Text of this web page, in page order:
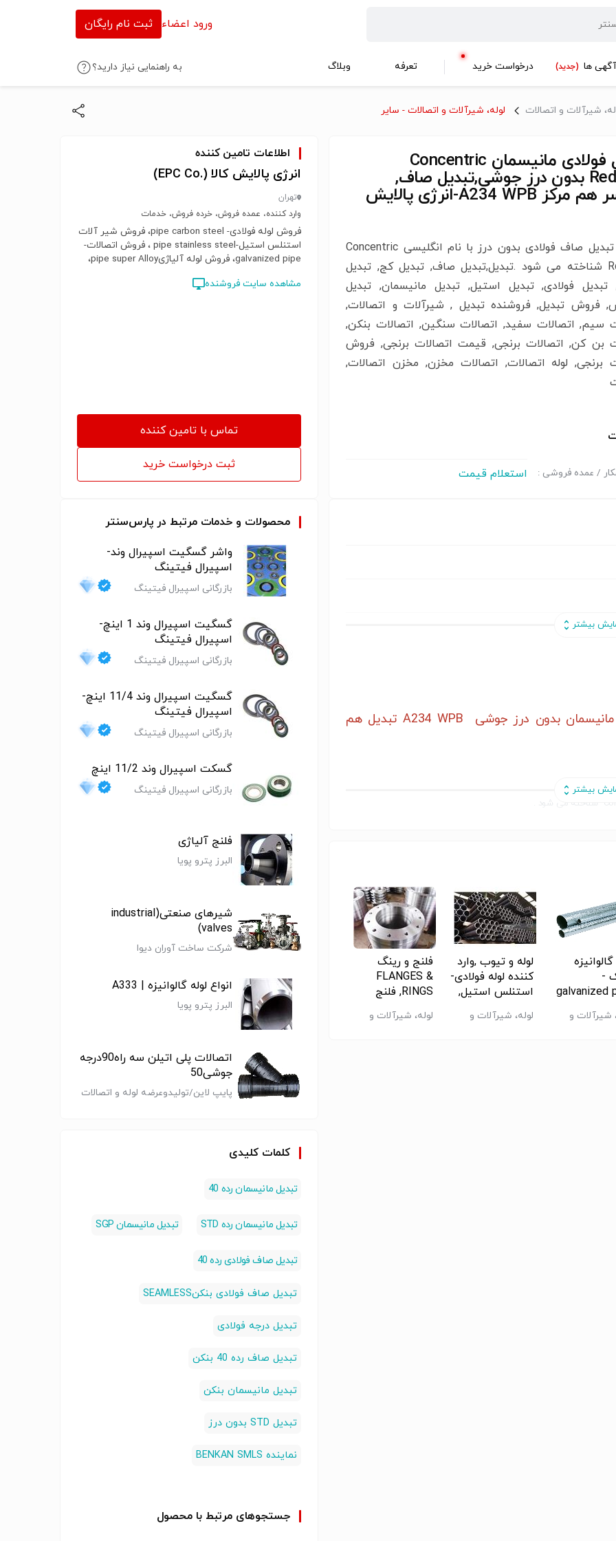
ورود اعضاء ثبت نام رایگان
آگهی ها (جدید) درخواست خرید تعرفه وبلاگ به راهنمایی نیاز دارید؟
شیرآلات و اتصالات لوله، شیرآلات و اتصالات - سایر
تبدیل فولادی مانیسمان Concentric
Reducer بدون درز جوشی,تبدیل صاف,
ردیوسر هم مرکز A234 WPB-انرژی پالایش
فروش تبدیل صاف فولادی بدون درز با نام انگلیسی Concentric
Reducer شناخته می شود .تبدیل,تبدیل صاف, تبدیل کج, تبدیل
فولادی, تبدیل استیل, تبدیل مانیسمان, تبدیل
فروش تبدیل, فروشنده تبدیل , شیرآلات و اتصالات,
سیم, اتصالات سفید, اتصالات سنگین, اتصالات بنکن,
بن کن, اتصالات برنجی, قیمت اتصالات برنجی, فروش
برنجی, لوله اتصالات, اتصالات مخزن, مخزن اتصالات,
/ عمده فروشی : استعلام قیمت
اطلاعات تامین کننده
انرژی پالایش کالا (.EPC Co)
تهران
وارد کننده، عمده فروش، خرده فروش، خدمات
فروش لوله فولادی- pipe carbon steel، فروش شیر آلات
استنلس استیل-pipe stainless steel ، فروش اتصالات-
galvanized pipe، فروش لوله آلیاژیpipe super Alloy،
مشاهده سایت فروشنده
تماس با تامین کننده
ثبت درخواست خرید
تبدیل صاف فولادی Concentric Reducer مانیسمان بدون درز جوشی A234 WPB تبدیل هم
تبدیل صاف مانیسمان(بدون درز) فولادی رده 40 بنکن سایز*14”"16
-
galvanized
شیرآلات و
لوله و تیوب ,وارد
کننده لوله فولادی-
استنلس استیل,
لوله، شیرآلات و
فلنج و رینگ
FLANGES &
RINGS, فلنج
پالایش کالا
لوله، شیرآلات و
رده 80-PIPE
STEEL TP 304-
PIPE stainless
steel 304-انرژی
لوله، شیرآلات و
اتصالات - سایر
فولادی - SPIRAL
PIPE-انرژی
پالایش کالا
لوله، شیرآلات و
سبک -
galvanized pipe
محصولات و خدمات مرتبط در پارس‌سنتر
واشر گسگیت اسپیرال وند-
اسپیرال فیتینگ
بازرگانی اسپیرال فیتینگ
گسگیت اسپیرال وند 1 اینچ-
اسپیرال فیتینگ
بازرگانی اسپیرال فیتینگ
گسگیت اسپیرال وند 11/4 اینچ-
اسپیرال فیتینگ
بازرگانی اسپیرال فیتینگ
گسکت اسپیرال وند 11/2 اینچ
بازرگانی اسپیرال فیتینگ
فلنج آلیاژی
البرز پترو پویا
شیرهای صنعتی(industrial
valves)
شرکت ساخت آوران دیوا
انواع لوله گالوانیزه | A333
البرز پترو پویا
اتصالات پلی اتیلن سه راه90درجه
جوشی50
پایپ لاین/تولیدوعرضه لوله و اتصالات
کلمات کلیدی
تبدیل مانیسمان رده 40
تبدیل مانیسمان رده STD تبدیل مانیسمان SGP
تبدیل صاف فولادی رده 40
تبدیل صاف فولادی بنکنSEAMLESS
تبدیل درجه فولادی
تبدیل صاف رده 40 بنکن
تبدیل مانیسمان بنکن
تبدیل STD بدون درز
نماینده BENKAN SMLS
جستجوهای مرتبط با محصول